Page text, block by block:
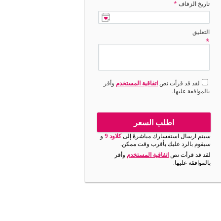
تاريخ الزفاف *
التعليق
*
لقد قد قرأت نصاتفاقية المستخدم وأقر
بالموافقة عليها.
اطلب السعر
سيتم ارسال استفسارك مباشرةً إلىكلاود 9
و
سيقوم بالرد عليك بأقرب وقت ممكن.
لقد قد قرأت نصاتفاقية المستخدم وأقر
بالموافقة عليها.